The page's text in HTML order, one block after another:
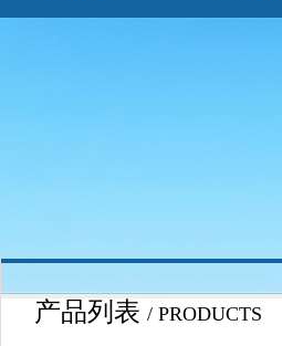
产品列表 / PRODUCTS